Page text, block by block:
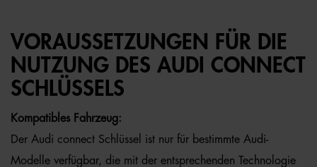
VORAUSSETZUNGEN FÜR DIE
NUTZUNG DES AUDI CONNECT
SCHLÜSSELS
Kompatibles Fahrzeug:
Der Audi connect Schlüssel ist nur für bestimmte Audi-
Modelle verfügbar, die mit der entsprechenden Technologie